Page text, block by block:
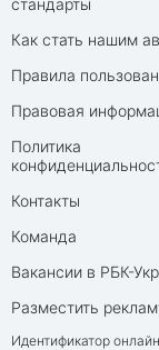
стандарты
Как стать нашим
Правила
Правовая
Политика
Контакты
Команда
Вакансии в РБК-
Разместить
Идентификатор